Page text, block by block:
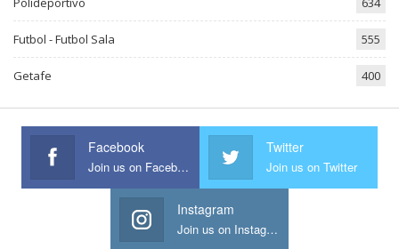
Futbol - Futbol Sala 555
Getafe 400
Facebook
Join us on Facebook
Twitter
Join us on Twitter
Instagram
Join us on Instagram